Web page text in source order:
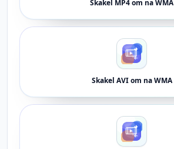
Skakel MP4 om na WMA
Skakel AVI om na WMA